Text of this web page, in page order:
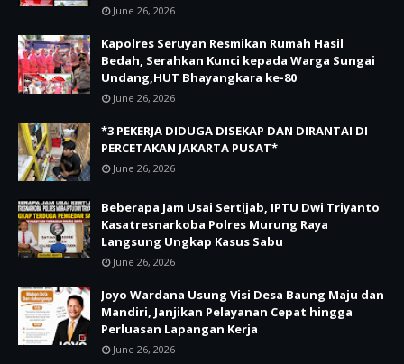
June 26, 2026
Kapolres Seruyan Resmikan Rumah Hasil
Bedah, Serahkan Kunci kepada Warga Sungai
Undang,HUT Bhayangkara ke-80
June 26, 2026
*3 PEKERJA DIDUGA DISEKAP DAN DIRANTAI DI
PERCETAKAN JAKARTA PUSAT*
June 26, 2026
Beberapa Jam Usai Sertijab, IPTU Dwi Triyanto
Kasatresnarkoba Polres Murung Raya
Langsung Ungkap Kasus Sabu
June 26, 2026
Joyo Wardana Usung Visi Desa Baung Maju dan
Mandiri, Janjikan Pelayanan Cepat hingga
Perluasan Lapangan Kerja
June 26, 2026